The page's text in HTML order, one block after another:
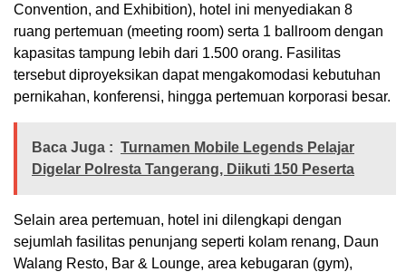
Convention, and Exhibition), hotel ini menyediakan 8
ruang pertemuan (meeting room) serta 1 ballroom dengan
kapasitas tampung lebih dari 1.500 orang. Fasilitas
tersebut diproyeksikan dapat mengakomodasi kebutuhan
pernikahan, konferensi, hingga pertemuan korporasi besar.
Baca Juga : Turnamen Mobile Legends Pelajar
Digelar Polresta Tangerang, Diikuti 150 Peserta
​Selain area pertemuan, hotel ini dilengkapi dengan
sejumlah fasilitas penunjang seperti kolam renang, Daun
Walang Resto, Bar & Lounge, area kebugaran (gym),